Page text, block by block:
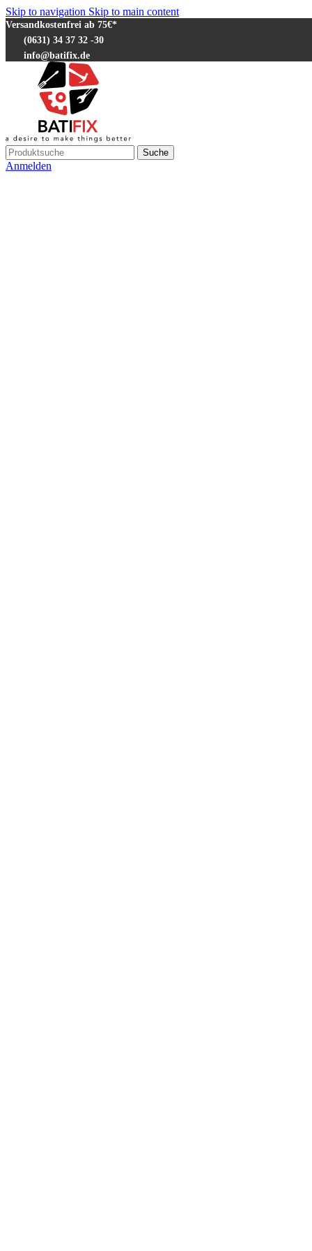
Skip to navigation Skip to main content
Versandkostenfrei ab 75€*
(0631) 34 37 32 -30
info@batifix.de
Suche
Anmelden